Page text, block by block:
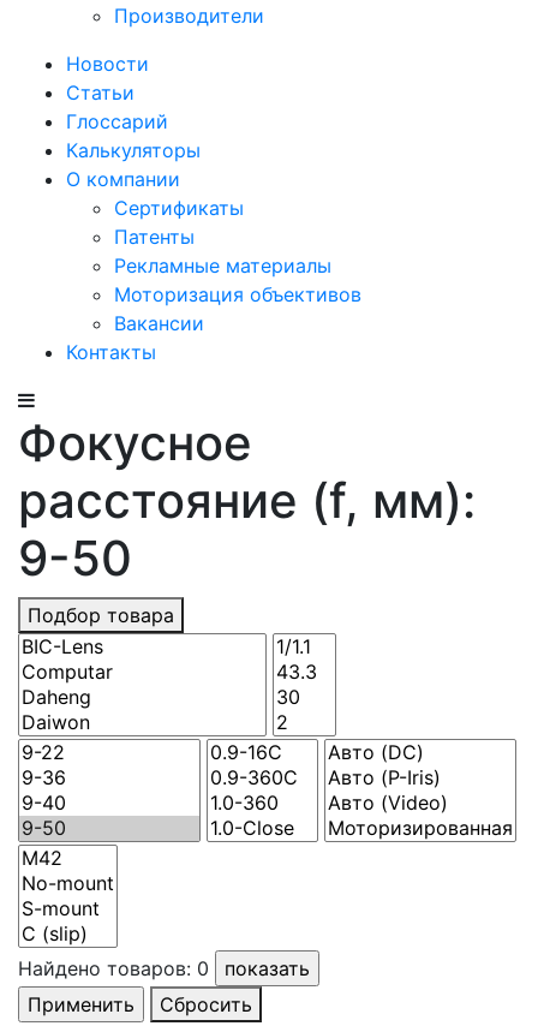
Производители
Новости
Статьи
Глоссарий
Калькуляторы
О компании
Сертификаты
Патенты
Рекламные материалы
Моторизация объективов
Вакансии
Контакты
Фокусное
расстояние (f, мм):
9-50
Подбор товара
Найдено товаров: 0
Сбросить